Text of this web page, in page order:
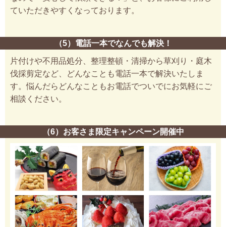
ていただきやすくなっております。
（5）電話一本でなんでも解決！
片付けや不用品処分、整理整頓・清掃から草刈り・庭木
伐採剪定など、どんなことも電話一本で解決いたしま
す。悩んだらどんなこともお電話でついでにお気軽にご
相談ください。
（6）お客さま限定キャンペーン開催中